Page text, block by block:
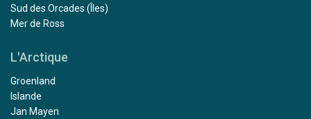
Sud des Orcades (Îles)
Mer de Ross
L'Arctique
Groenland
Islande
Jan Mayen